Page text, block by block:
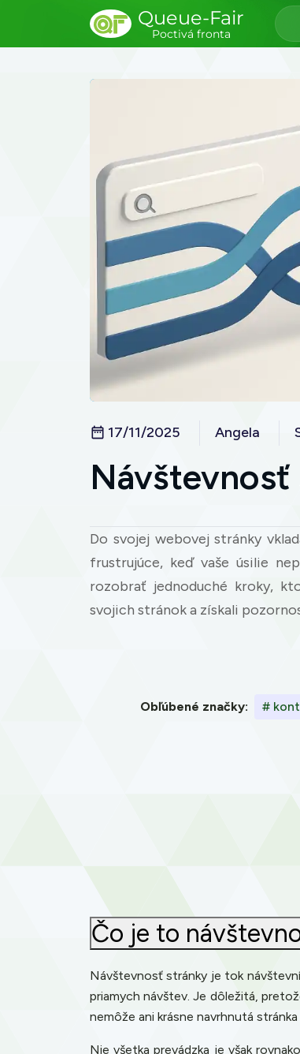
Queue-Fair
Poctivá fronta
17/11/2025 Angela
Do svojej webovej stránky
frustrujúce, keď vaše úsilie
rozobrať jednoduché kroky,
svojich stránok a získali
Obľúbené značky: #
Čo je to
Návštevnosť stránky je tok
priamych návštev. Je dôležitá,
nemôže ani krásne navrhnutá
Nie všetka prevádzka je však